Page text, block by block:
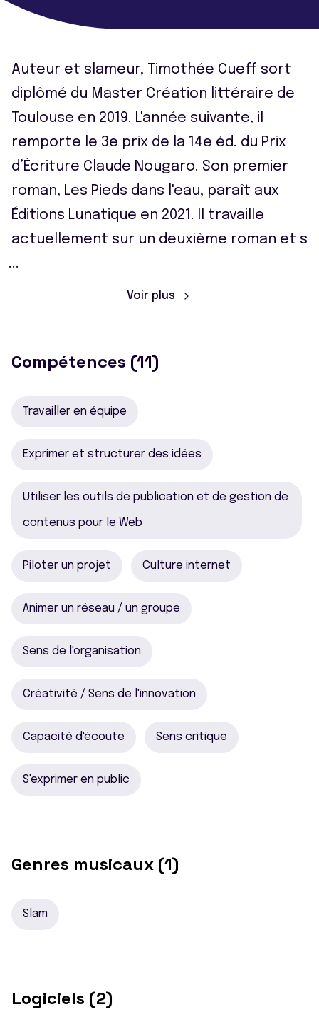
Auteur et slameur, Timothée Cueff sort
diplômé du Master Création littéraire de
Toulouse en 2019. L'année suivante, il
remporte le 3e prix de la 14e éd. du Prix
d’Écriture Claude Nougaro. Son premier
roman, Les Pieds dans l'eau, paraît aux
Éditions Lunatique en 2021. Il travaille
actuellement sur un deuxième roman et s
...
Voir plus
Compétences (11)
Travailler en équipe
Exprimer et structurer des idées
Utiliser les outils de publication et de gestion de
contenus pour le Web
Piloter un projet Culture internet
Animer un réseau / un groupe
Sens de l'organisation
Créativité / Sens de l'innovation
Capacité d'écoute Sens critique
S'exprimer en public
Genres musicaux (1)
Slam
Logiciels (2)